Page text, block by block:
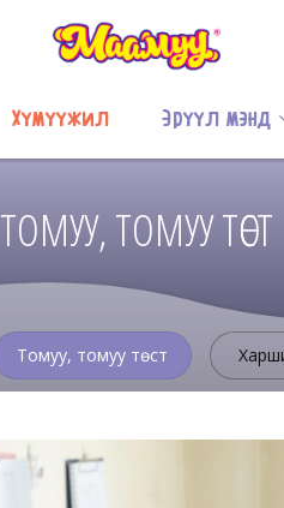
Хүмүүжил Эрүүл мэнд
ТОМУУ, ТОМУУ ТӨСТ
Томуу, томуу төст